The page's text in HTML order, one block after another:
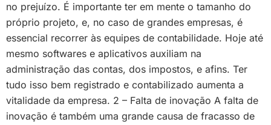
no prejuízo. É importante ter em mente o tamanho do
próprio projeto, e, no caso de grandes empresas, é
essencial recorrer às equipes de contabilidade. Hoje até
mesmo softwares e aplicativos auxiliam na
administração das contas, dos impostos, e afins. Ter
tudo isso bem registrado e contabilizado aumenta a
vitalidade da empresa. 2 – Falta de inovação A falta de
inovação é também uma grande causa de fracasso de